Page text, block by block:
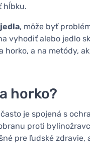
hĺbku.
, môže byť
vyhodiť alebo jedlo
a na metódy,
horko?
je spojená s
proti
pre ľudské zdravie,